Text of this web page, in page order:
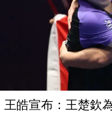
王皓宣布：王楚欽